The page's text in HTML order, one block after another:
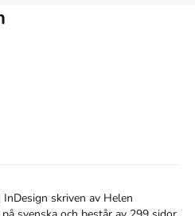
skriven av Helen